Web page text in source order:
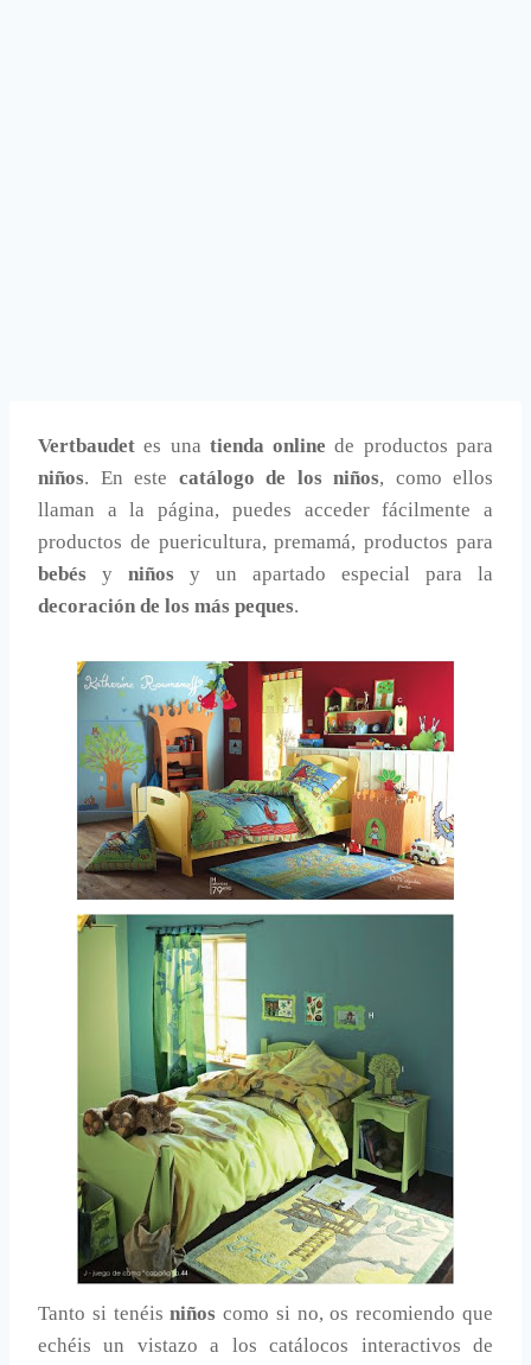
Vertbaudet es una tienda online de productos para
niños. En este catálogo de los niños, como ellos
llaman a la página, puedes acceder fácilmente a
productos de puericultura, premamá, productos para
bebés y niños y un apartado especial para la
decoración de los más peques.
Tanto si tenéisniños como si no, os recomiendo que
echéis un vistazo a los catálocos interactivos de